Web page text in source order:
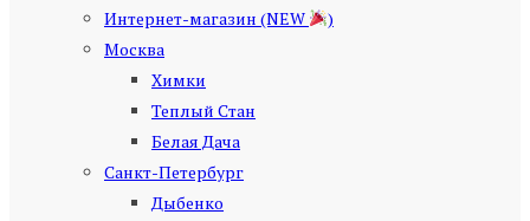
Интернет-магазин (NEW
)
Москва
Химки
Теплый Стан
Белая Дача
Санкт-Петербург
Дыбенко